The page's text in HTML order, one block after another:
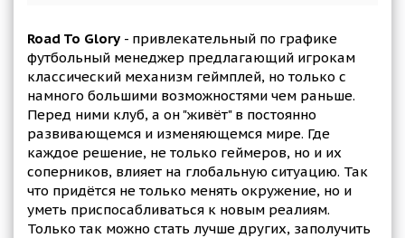
Road To Glory - привлекательный по графике
футбольный менеджер предлагающий игрокам
классический механизм геймплей, но только с
намного большими возможностями чем раньше.
Перед ними клуб, а он "живёт" в постоянно
развивающемся и изменяющемся мире. Где
каждое решение, не только геймеров, но и их
соперников, влияет на глобальную ситуацию. Так
что придётся не только менять окружение, но и
уметь приспосабливаться к новым реалиям.
Только так можно стать лучше других, заполучить